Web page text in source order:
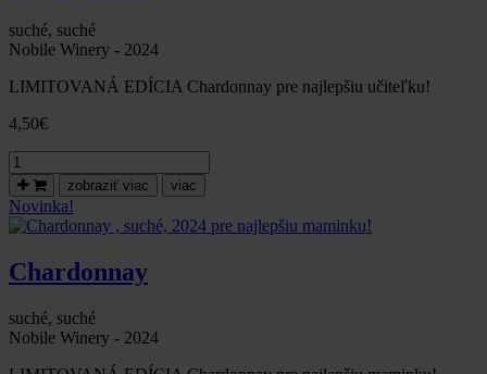
suché, suché
Nobile Winery - 2024
LIMITOVANÁ EDÍCIA Chardonnay pre najlepšiu učiteľku!
4,50€
množstvo
Chardonnay,
suché,
2024-
pre
pani
zobraziť viac viac
Novinka!
Chardonnay
suché, suché
Nobile Winery - 2024